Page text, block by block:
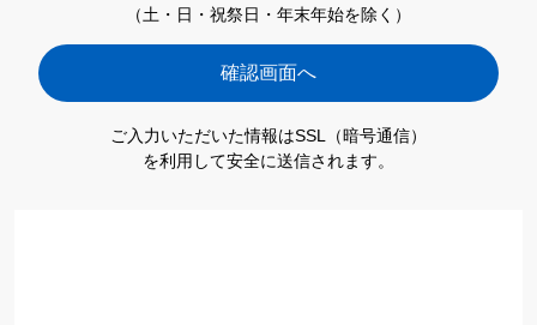
（土・日・祝祭日・年末年始を除く）
ご入力いただいた情報はSSL（暗号通信）
を利用して安全に送信されます。